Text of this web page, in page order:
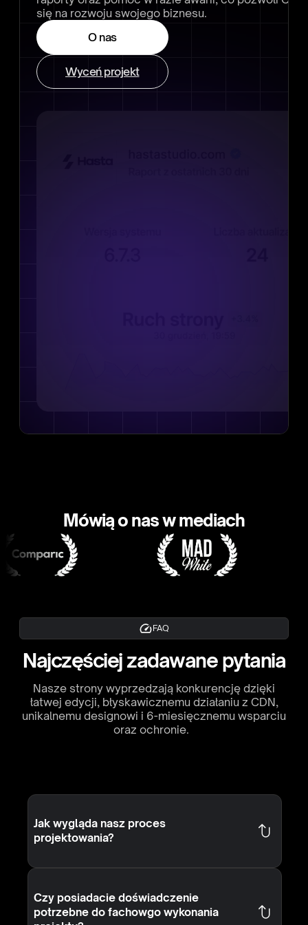
się na rozwoju swojego biznesu.
O nas
Wyceń projekt
Mówią o nas w mediach
FAQ
Najczęściej zadawane pytania
Nasze strony wyprzedzają konkurencję dzięki
łatwej edycji, błyskawicznemu działaniu z CDN,
unikalnemu designowi i 6-miesięcznemu wsparciu
oraz ochronie.
Jak wygląda nasz proces
projektowania?
Tworzenie stron internetowych w łomiankach
Czy posiadacie doświadczenie
potrzebne do fachowgo wykonania